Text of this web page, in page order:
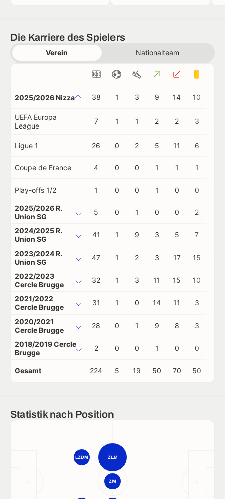
Die Karriere des Spielers
Verein Nationalteam
2025/2026 Nizza 38 1 3 9 14 10
UEFA Europa
League
7 1 1 2 2 3
Ligue 1 26 0 2 5 11 6
Coupe de France 4 0 0 1 1 1
Play-offs 1/2 1 0 0 1 0 0
2025/2026 R.
Union SG
5 0 1 0 0 2
2024/2025 R.
Union SG
41 1 9 3 5 7
2023/2024 R.
Union SG
47 1 2 3 17 15
2022/2023
Cercle Brugge
32 1 3 11 15 10
2021/2022
Cercle Brugge
31 1 0 14 11 3
2020/2021
Cercle Brugge
28 0 1 9 8 3
2018/2019 Cercle
Brugge
2 0 0 1 0 0
Gesamt 224 5 19 50 70 50
Statistik nach Position
ZLM
LZDM
ZM